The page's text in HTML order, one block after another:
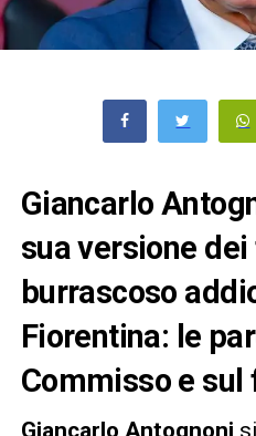
Giancarlo
sua versione
burrascoso
Fiorentina: le
Commisso e sul
Giancarlo Antognoni